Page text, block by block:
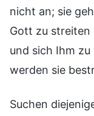
nicht an; sie
Gott zu streiten
und sich Ihm
werden sie
Suchen